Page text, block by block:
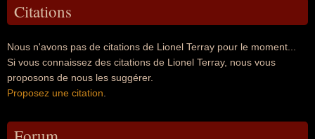
Citations
Nous n'avons pas de citations de Lionel Terray pour le moment...
Si vous connaissez des citations de Lionel Terray, nous vous
proposons de nous les suggérer.
Proposez une citation